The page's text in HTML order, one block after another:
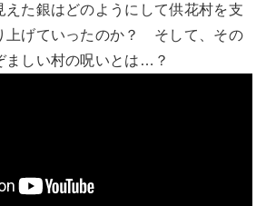
えた銀はどのようにして供花村を支
上げていったのか？ そして、その
ましい村の呪いとは…？